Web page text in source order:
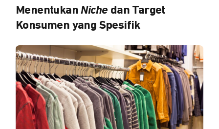
MenentukanNiche dan Target
Konsumen yang Spesifik